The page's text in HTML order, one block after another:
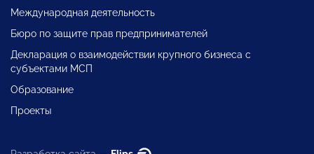
Международная деятельность
Бюро по защите прав предпринимателей
Декларация о взаимодействии крупного бизнеса с
субъектами МСП
Образование
Проекты